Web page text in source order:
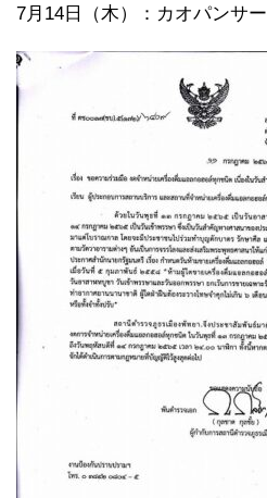
7月14日（木）：カオパンサー